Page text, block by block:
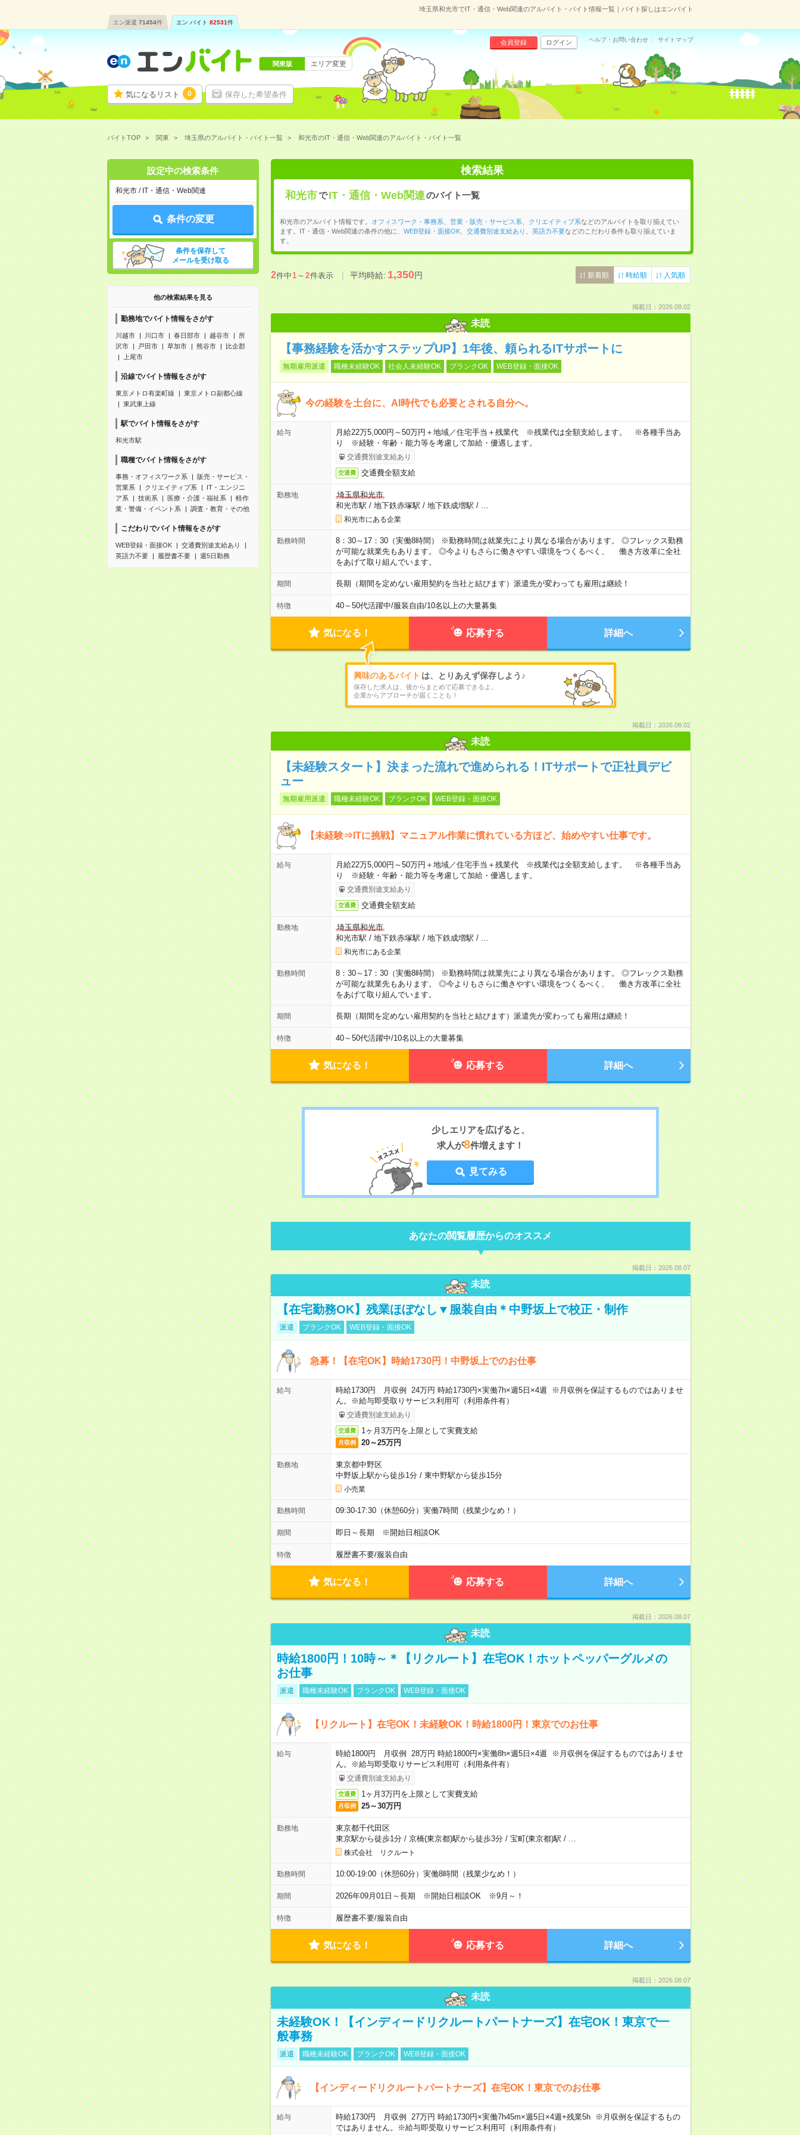
埼玉県和光市でIT・通信・Web関連のアルバイト・バイト情報一覧｜バイト探しはエンバイト
エン派遣 71454件 エン バイト 82531件
気になるリスト 0 保存した希望条件
会員登録 ログイン ヘルプ・お問い合わせ サイトマップ
関東版 エリア変更
バイトTOP 関東 埼玉県のアルバイト・バイト一覧 和光市のIT・通信・Web関連のアルバイト・バイト一覧
設定中の検索条件
和光市 / IT・通信・Web関連
条件の変更
条件を保存して
メールを受け取る
他の検索結果を見る
勤務地でバイト情報をさがす
川越市 川口市 春日部市 越谷市
所
沢市
戸田市 草加市 熊谷市
比企郡
上尾市
沿線でバイト情報をさがす
東京メトロ有楽町線
東京メトロ副都心線
東武東上線
駅でバイト情報をさがす
和光市駅
職種でバイト情報をさがす
事務・オフィスワーク系
販売・サービス・
営業系
クリエイティブ系
IT・エンジニ
ア系
技術系 医療・介護・福祉系
軽作
業・警備・イベント系
調査・教育・その他
こだわりでバイト情報をさがす
WEB登録・面接OK
交通費別途支給あり
英語力不要
履歴書不要 週5日勤務
検索結果
和光市で IT・通信・Web関連のバイト一覧
和光市のアルバイト情報です。 オフィスワーク・事務系 営業・販売・サービス系 クリエイティブ系などのアルバイトを取り揃えてい
ます。IT・通信・Web関連の条件の他に、 WEB登録・面接OK、 交通費別途支給あり 英語力不要などのこだわり条件も取り揃えていま
す。
2件中1～2件表示 平均時給:1,350円 新着順 時給順 人気順
掲載日：2026.08.02
未読
【事務経験を活かすステップUP】1年後、頼られるITサポートに
無期雇用派遣 職種未経験OK 社会人未経験OK ブランクOK WEB登録・面接OK
今の経験を土台に、AI時代でも必要とされる自分へ。
給与
月給22万5,000円～50万円＋地域／住宅手当＋残業代 ※残業代は全額支給します。 ※各種手当あ
り ※経験・年齢・能力等を考慮して加給・優遇します。
交通費別途支給あり
交通費 交通費全額支給
勤務地
埼玉県和光市
和光市駅 / 地下鉄赤塚駅 / 地下鉄成増駅 /
和光市にある企業
勤務時間
8：30～17：30（実働8時間） ※勤務時間は就業先により異なる場合があります。 ◎フレックス勤務
が可能な就業先もあります。 ◎今よりもさらに働きやすい環境をつくるべく、 働き方改革に全社
をあげて取り組んでいます。
期間 長期（期間を定めない雇用契約を当社と結びます）派遣先が変わっても雇用は継続！
特徴 40～50代活躍中/服装自由/10名以上の大量募集
気になる！ 応募する 詳細へ
興味のあるバイト は、とりあえず保存しよう♪
保存した求人は、後からまとめて応募できるよ。
企業からアプローチが届くことも！
掲載日：2026.08.02
未読
【未経験スタート】決まった流れで進められる！ITサポートで正社員デビ
ュー
無期雇用派遣 職種未経験OK ブランクOK WEB登録・面接OK
【未経験⇒ITに挑戦】マニュアル作業に慣れている方ほど、始めやすい仕事です。
給与
月給22万5,000円～50万円＋地域／住宅手当＋残業代 ※残業代は全額支給します。 ※各種手当あ
り ※経験・年齢・能力等を考慮して加給・優遇します。
交通費別途支給あり
交通費 交通費全額支給
勤務地
埼玉県和光市
和光市駅 / 地下鉄赤塚駅 / 地下鉄成増駅 /
和光市にある企業
勤務時間
8：30～17：30（実働8時間） ※勤務時間は就業先により異なる場合があります。 ◎フレックス勤務
が可能な就業先もあります。 ◎今よりもさらに働きやすい環境をつくるべく、 働き方改革に全社
をあげて取り組んでいます。
期間 長期（期間を定めない雇用契約を当社と結びます）派遣先が変わっても雇用は継続！
特徴 40～50代活躍中/10名以上の大量募集
気になる！ 応募する 詳細へ
少しエリアを広げると、
求人が8件増えます！
見てみる
あなたの閲覧履歴からのオススメ
掲載日：2026.08.07
未読
【在宅勤務OK】残業ほぼなし▼服装自由＊中野坂上で校正・制作
派遣 ブランクOK WEB登録・面接OK
急募！【在宅OK】時給1730円！中野坂上でのお仕事
給与
時給1730円 月収例 24万円 時給1730円×実働7h×週5日×4週 ※月収例を保証するものではありませ
ん。※給与即受取りサービス利用可（利用条件有）
交通費別途支給あり
交通費 1ヶ月3万円を上限として実費支給
月収例 20～25万円
勤務地
東京都中野区
中野坂上駅から徒歩1分/ 東中野駅から徒歩15分
小売業
勤務時間 09:30-17:30（休憩60分）実働7時間（残業少なめ！）
期間 即日～長期 ※開始日相談OK
特徴 履歴書不要/服装自由
気になる！ 応募する 詳細へ
掲載日：2026.08.07
未読
時給1800円！10時～＊【リクルート】在宅OK！ホットペッパーグルメの
お仕事
派遣 職種未経験OK ブランクOK WEB登録・面接OK
【リクルート】在宅OK！未経験OK！時給1800円！東京でのお仕事
給与
時給1800円 月収例 28万円 時給1800円×実働8h×週5日×4週 ※月収例を保証するものではありませ
ん。※給与即受取りサービス利用可（利用条件有）
交通費別途支給あり
交通費 1ヶ月3万円を上限として実費支給
月収例 25～30万円
勤務地
東京都千代田区
東京駅から徒歩1分/ 京橋(東京都)駅から徒歩3分/ 宝町(東京都)駅 /
株式会社 リクルート
勤務時間 10:00-19:00（休憩60分）実働8時間（残業少なめ！）
期間 2026年09月01日～長期 ※開始日相談OK ※9月～！
特徴 履歴書不要/服装自由
気になる！ 応募する 詳細へ
掲載日：2026.08.07
未読
未経験OK！【インディードリクルートパートナーズ】在宅OK！東京で一
般事務
派遣 職種未経験OK ブランクOK WEB登録・面接OK
【インディードリクルートパートナーズ】在宅OK！東京でのお仕事
給与
時給1730円 月収例 27万円 時給1730円×実働7h45m×週5日×4週+残業5h ※月収例を保証するもの
ではありません。※給与即受取りサービス利用可（利用条件有）